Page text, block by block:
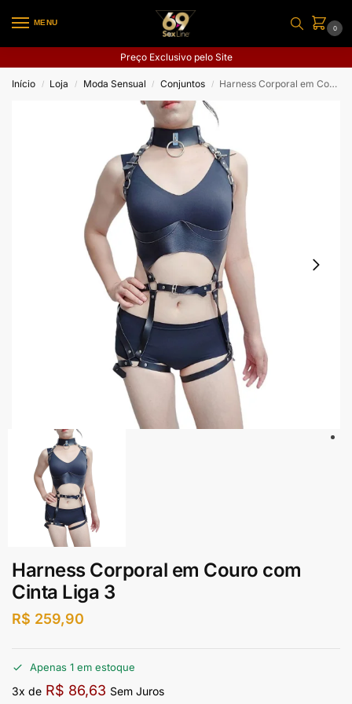
MENU
0
Preço Exclusivo pelo Site
Início / Loja / Moda Sensual / Conjuntos / Harness Corporal em Couro com Cinta Liga 3
Harness Corporal em Couro com
Cinta Liga 3
R$ 259,90
Apenas 1 em estoque
3x de R$ 86,63 Sem Juros